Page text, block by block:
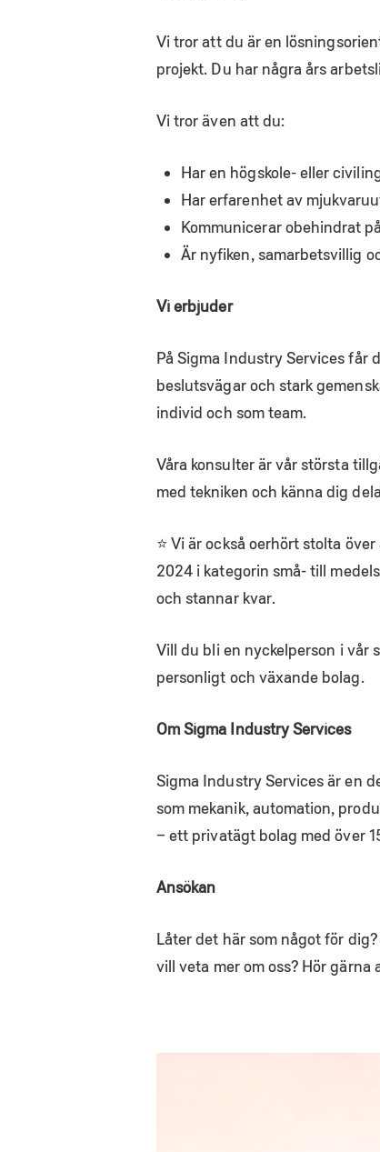
Vi tror att du är en
projekt. Du har några års
Vi tror även att du:
Har en högskole- eller
Har erfarenhet av
Kommunicerar obehindrat
Är nyfiken, samarbetsvillig
Vi erbjuder
På Sigma Industry Services får
beslutsvägar och stark
individ och som team.
Våra konsulter är vår största
med tekniken och känna dig
⭐ Vi är också oerhört stolta
2024 i kategorin små- till
och stannar kvar.
Vill du bli en nyckelperson i vår
personligt och växande bolag.
Om Sigma Industry Services
Sigma Industry Services är en
som mekanik, automation,
– ett privatägt bolag med över
Ansökan
Låter det här som något för
vill veta mer om oss? Hör